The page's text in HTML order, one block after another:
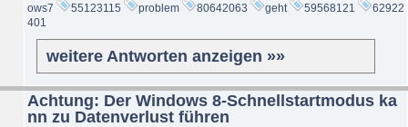
ows7
55123115 problem 80642063 geht 59568121
62922
401
weitere Antworten anzeigen »»
Achtung: Der Windows 8-Schnellstartmodus ka
nn zu Datenverlust führen